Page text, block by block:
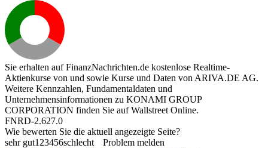
Sie erhalten auf FinanzNachrichten.de kostenlose Realtime-
Aktienkurse von und sowie Kurse und Daten von ARIVA.DE AG.
Weitere Kennzahlen, Fundamentaldaten und
Unternehmensinformationen zu KONAMI GROUP
CORPORATION finden Sie aufWallstreet Online.
FNRD-2.627.0
Wie bewerten Sie die aktuell angezeigte Seite?
sehr gut1 23456schlecht
Problem melden